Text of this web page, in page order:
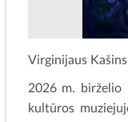
Virginijaus
2026 m.
kultūros